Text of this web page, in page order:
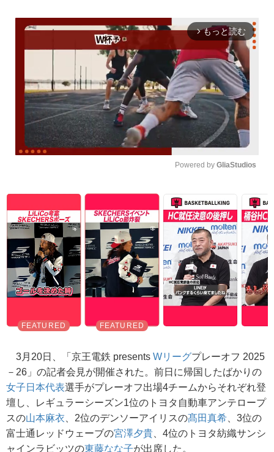
arrow_forward_ios もっと読む
Powered by GliaStudios
3月20日、「京王電鉄 presents Wリーグプレーオフ 2025
－26」の記者会見が開催された。前日に帰国したばかりの
女子日本代表選手がプレーオフ出場4チームからそれぞれ登
壇し、レギュラーシーズン1位のトヨタ自動車アンテロープ
スの山本麻衣 、2位のデンソーアイリスの髙田真希 、3位の
富士通レッドウェーブの宮澤夕貴 、4位のトヨタ紡織サンシ
ャインラビッツの東藤なな子が出席した。